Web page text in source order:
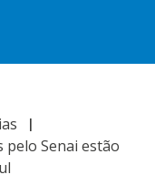
pelo Senai estão